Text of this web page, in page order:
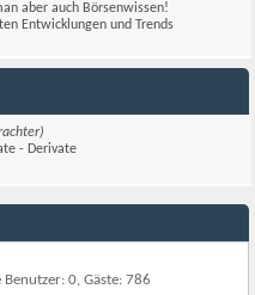
aber auch Börsenwissen!
Entwicklungen und Trends
- Derivate
Benutzer: 0, Gäste: 786